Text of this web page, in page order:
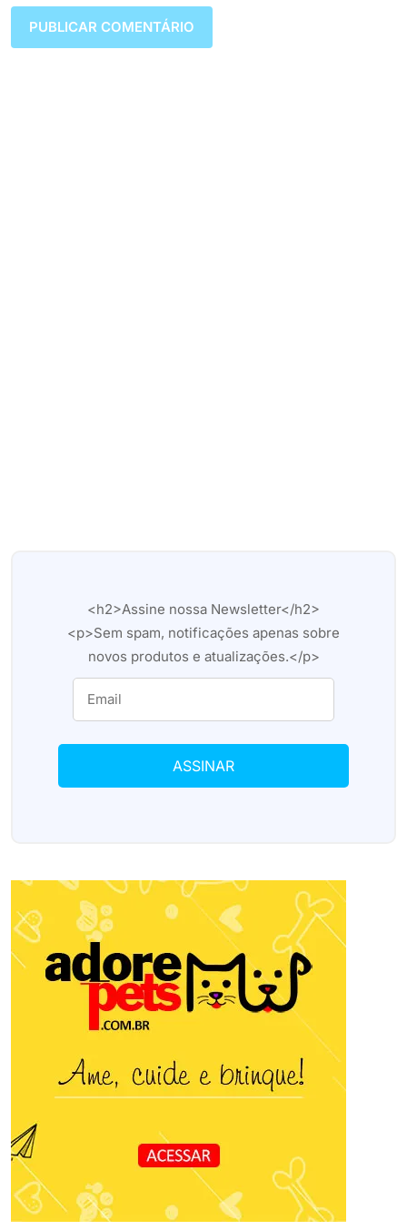
<h2>Assine nossa Newsletter</h2>
<p>Sem spam, notificações apenas sobre
novos produtos e atualizações.</p>
ASSINAR